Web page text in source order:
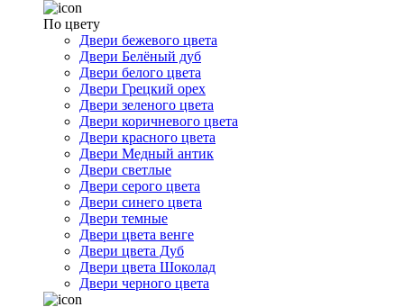
По цвету
Двери бежевого цвета
Двери Белёный дуб
Двери белого цвета
Двери Грецкий орех
Двери зеленого цвета
Двери коричневого цвета
Двери красного цвета
Двери Медный антик
Двери светлые
Двери серого цвета
Двери синего цвета
Двери темные
Двери цвета венге
Двери цвета Дуб
Двери цвета Шоколад
Двери черного цвета